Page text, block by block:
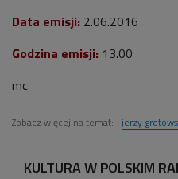
Data emisji: 2.06.2016
Godzina emisji: 13.00
mc
Zobacz więcej na temat: jerzy
KULTURA W POLSKIM